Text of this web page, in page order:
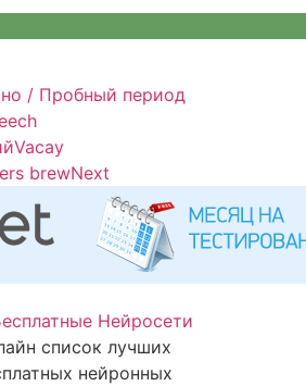
/ Пробный период
Vacay
brewNext
список лучших
нейронных